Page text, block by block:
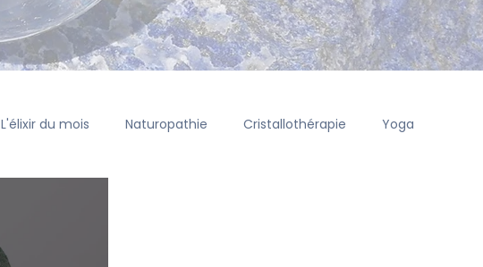
L'élixir du mois Naturopathie Cristallothérapie Yoga